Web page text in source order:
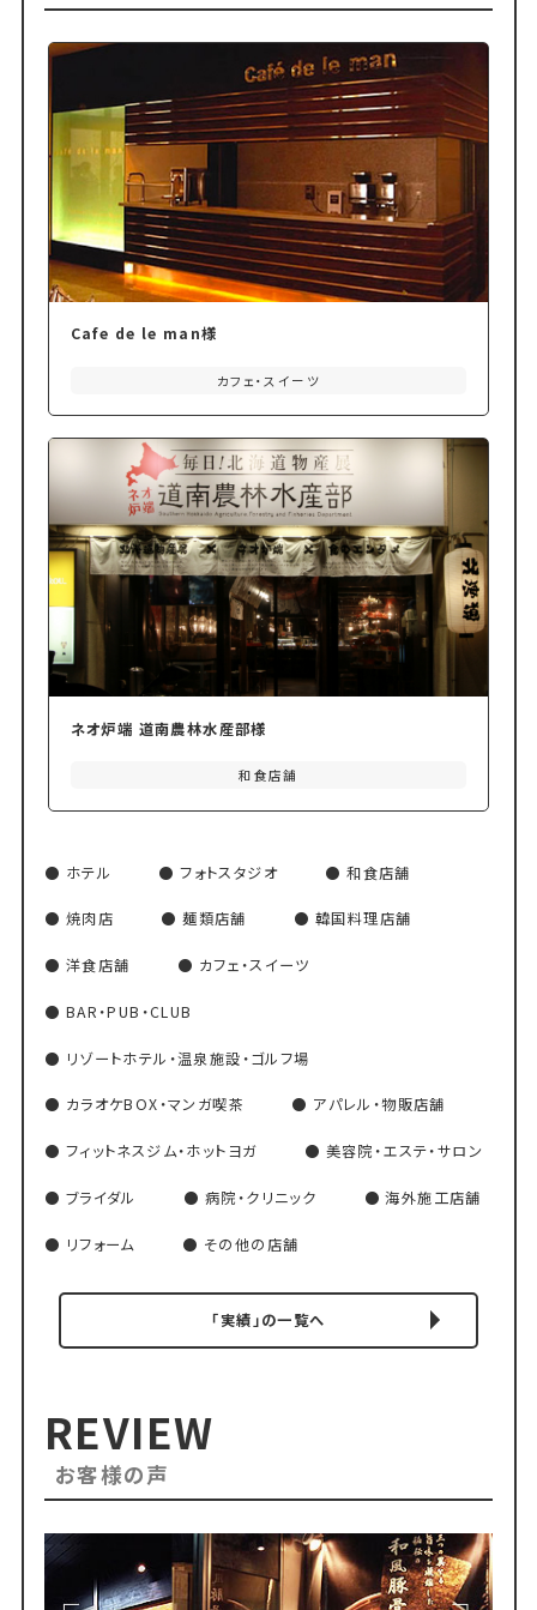
Cafe de le man様
カフェ・スイーツ
ネオ炉端 道南農林水産部様
和食店舗
ホテル フォトスタジオ 和食店舗
焼肉店 麺類店舗 韓国料理店舗
洋食店舗 カフェ・スイーツ
BAR・PUB・CLUB
リゾートホテル・温泉施設・ゴルフ場
カラオケBOX・マンガ喫茶 アパレル・物販店舗
フィットネスジム・ホットヨガ 美容院・エステ・サロン
ブライダル 病院・クリニック 海外施工店舗
リフォーム その他の店舗
「実績」の一覧へ
REVIEW
お客様の声